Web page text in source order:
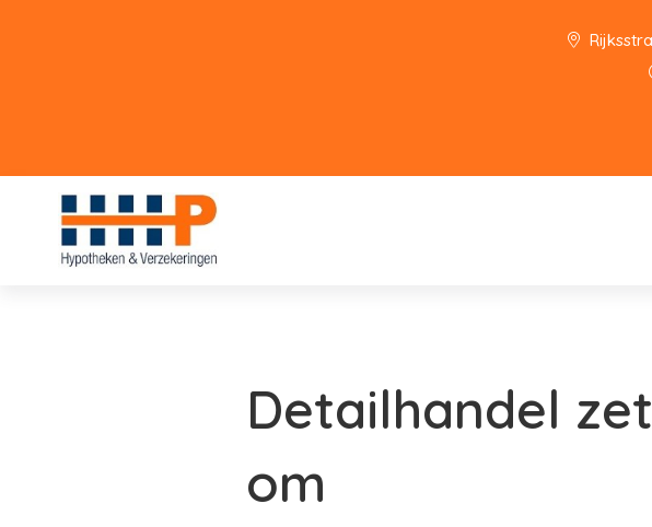
Detailhandel
om